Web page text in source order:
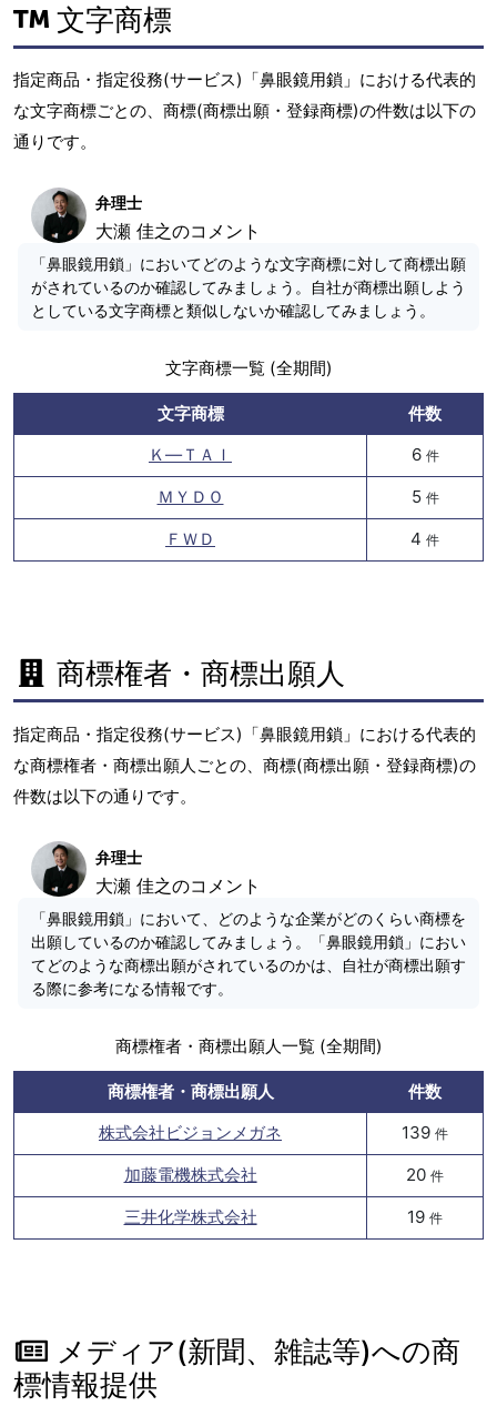
文字商標
指定商品・指定役務(サービス)「鼻眼鏡用鎖」における代表的
な文字商標ごとの、商標(商標出願・登録商標)の件数は以下の
通りです。
弁理士
大瀬 佳之のコメント
「鼻眼鏡用鎖」においてどのような文字商標に対して商標出願
がされているのか確認してみましょう。自社が商標出願しよう
としている文字商標と類似しないか確認してみましょう。
文字商標一覧 (全期間)
文字商標
件数
Ｋ―ＴＡＩ
6 件
ＭＹＤＯ 5 件
ＦＷＤ 4 件
商標権者・商標出願人
指定商品・指定役務(サービス)「鼻眼鏡用鎖」における代表的
な商標権者・商標出願人ごとの、商標(商標出願・登録商標)の
件数は以下の通りです。
弁理士
大瀬 佳之のコメント
「鼻眼鏡用鎖」において、どのような企業がどのくらい商標を
出願しているのか確認してみましょう。「鼻眼鏡用鎖」におい
てどのような商標出願がされているのかは、自社が商標出願す
る際に参考になる情報です。
商標権者・商標出願人一覧 (全期間)
商標権者・商標出願人
件数
株式会社ビジョンメガネ
139 件
加藤電機株式会社 20 件
三井化学株式会社 19 件
メディア(新聞、雑誌等)への商
標情報提供